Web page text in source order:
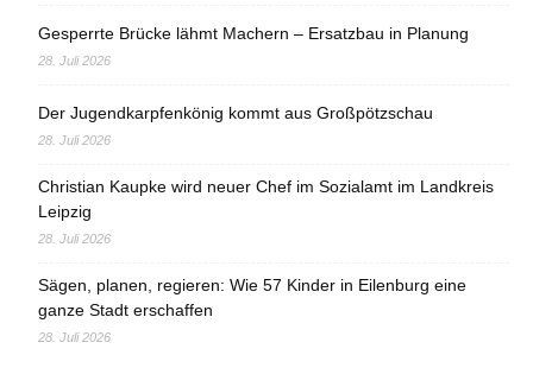
Gesperrte Brücke lähmt Machern – Ersatzbau in Planung
28. Juli 2026
Der Jugendkarpfenkönig kommt aus Großpötzschau
28. Juli 2026
Christian Kaupke wird neuer Chef im Sozialamt im Landkreis
Leipzig
28. Juli 2026
Sägen, planen, regieren: Wie 57 Kinder in Eilenburg eine
ganze Stadt erschaffen
28. Juli 2026